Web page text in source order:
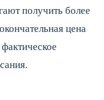
получить более
цена